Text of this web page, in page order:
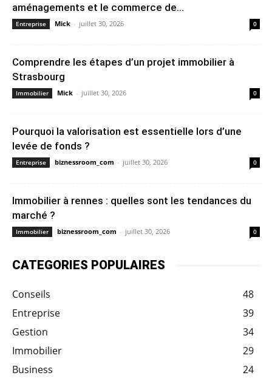
aménagements et le commerce de...
Entreprise Mick - juillet 30, 2026 0
Comprendre les étapes d’un projet immobilier à
Strasbourg
Immobilier Mick - juillet 30, 2026 0
Pourquoi la valorisation est essentielle lors d’une
levée de fonds ?
Entreprise biznessroom_com - juillet 30, 2026 0
Immobilier à rennes : quelles sont les tendances du
marché ?
Immobilier biznessroom_com - juillet 30, 2026 0
CATEGORIES POPULAIRES
Conseils
48
Entreprise
39
Gestion
34
Immobilier
29
Business
24